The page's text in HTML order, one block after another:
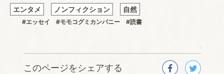
エンタメ ノンフィクション 自然
#エッセイ #モモコグミカンパニー #読書
このページをシェアする